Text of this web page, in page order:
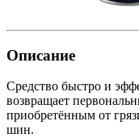
Описание
Средство быстро и
возвращает
приобретённым от
шин.